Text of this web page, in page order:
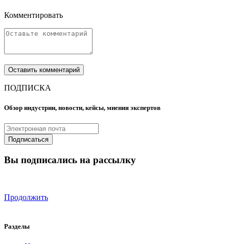
Комментировать
ПОДПИСКА
Обзор индустрии, новости, кейсы, мнения экспертов
Вы подписались на рассылку
Продолжить
Разделы